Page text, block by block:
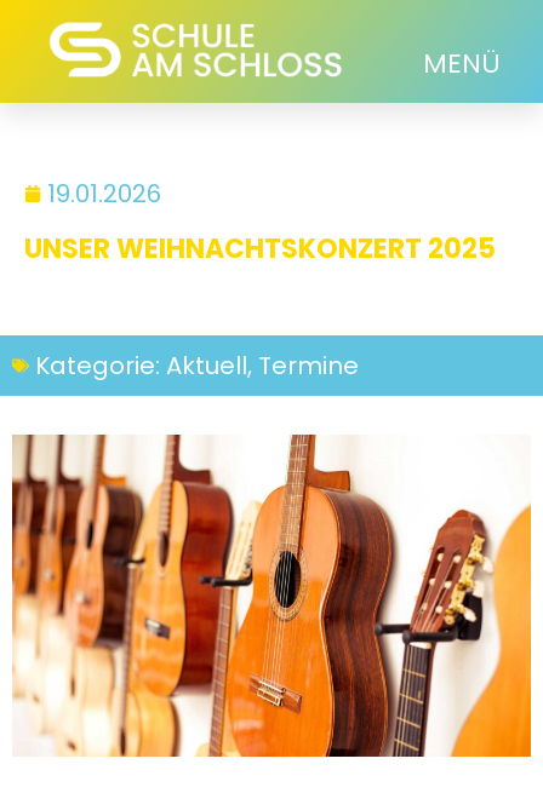
MENÜ
Kategorie: Aktuell, Termine
19.01.2026
UNSER WEIHNACHTSKONZERT 2025